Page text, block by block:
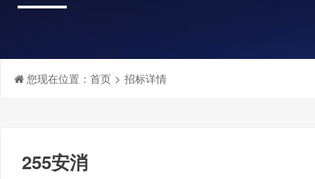
您现在位置： 首页 > 招标详情
255安消